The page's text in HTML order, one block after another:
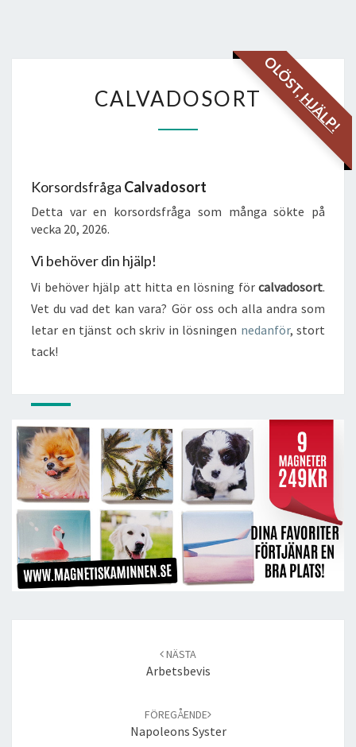
OLÖST,
HJÄLP!
CALVADOSORT
CALVADOSORT
Korsordsfråga Calvadosort
Detta var en korsordsfråga som många sökte på
vecka 20, 2026.
Vi behöver din hjälp!
Vi behöver hjälp att hitta en lösning för calvadosort.
Vet du vad det kan vara? Gör oss och alla andra som
letar en tjänst och skriv in lösningen nedanför, stort
tack!
NÄSTA
Arbetsbevis
FÖREGÅENDE
Napoleons Syster